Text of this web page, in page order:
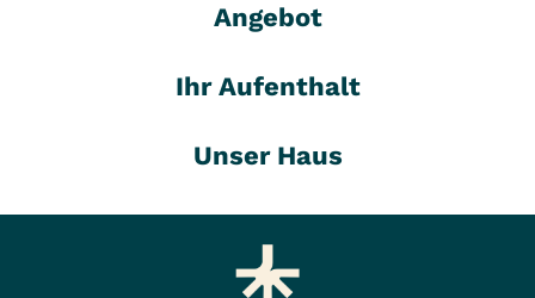
Angebot
Ihr Aufenthalt
Unser Haus